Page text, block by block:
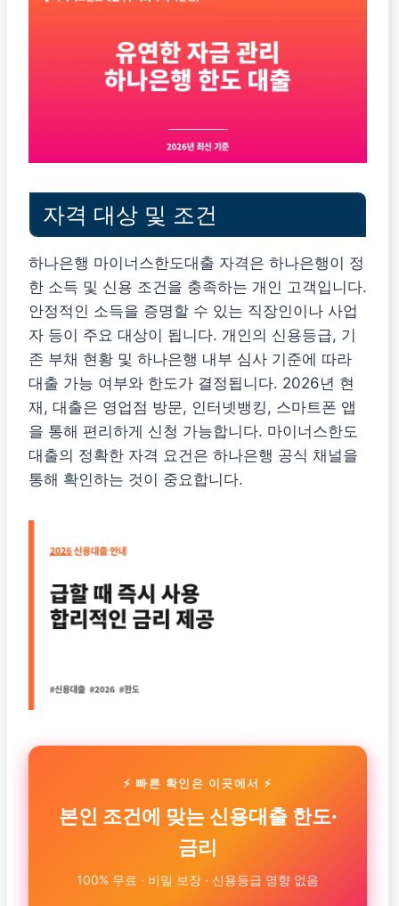
자격 대상 및 조건
하나은행 마이너스한도대출 자격은 하나은행이 정
한 소득 및 신용 조건을 충족하는 개인 고객입니다.
안정적인 소득을 증명할 수 있는 직장인이나 사업
자 등이 주요 대상이 됩니다. 개인의 신용등급, 기
존 부채 현황 및 하나은행 내부 심사 기준에 따라
대출 가능 여부와 한도가 결정됩니다. 2026년 현
재, 대출은 영업점 방문, 인터넷뱅킹, 스마트폰 앱
을 통해 편리하게 신청 가능합니다. 마이너스한도
대출의 정확한 자격 요건은 하나은행 공식 채널을
통해 확인하는 것이 중요합니다.
⚡ 빠른 확인은 이곳에서 ⚡
본인 조건에 맞는 신용대출 한도·
금리
100% 무료 · 비밀 보장 · 신용등급 영향 없음